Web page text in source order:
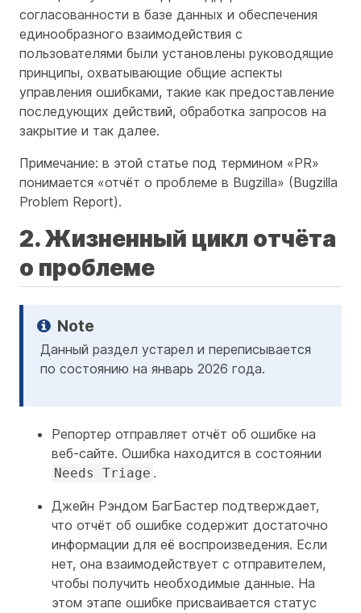
согласованности в базе данных и обеспечения
единообразного взаимодействия с
пользователями были установлены руководящие
принципы, охватывающие общие аспекты
управления ошибками, такие как предоставление
последующих действий, обработка запросов на
закрытие и так далее.
Примечание: в этой статье под термином «PR»
понимается «отчёт о проблеме в Bugzilla» (Bugzilla
Problem Report).
2. Жизненный цикл отчёта
о проблеме
Данный раздел устарел и переписывается
по состоянию на январь 2026 года.
Репортер отправляет отчёт об ошибке на
веб-сайте. Ошибка находится в состоянии
Needs Triage .
Джейн Рэндом БагБастер подтверждает,
что отчёт об ошибке содержит достаточно
информации для её воспроизведения. Если
нет, она взаимодействует с отправителем,
чтобы получить необходимые данные. На
этом этапе ошибке присваивается статус